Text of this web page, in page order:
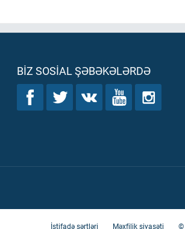
BIZ SOSIAL ŞƏBƏKƏLƏRDƏ
İstifadə şərtləri Məxfilik siyasəti ©